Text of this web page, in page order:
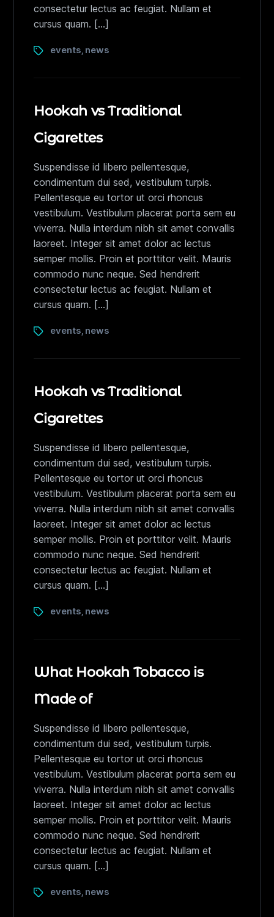
consectetur lectus ac feugiat. Nullam et
cursus quam. […]
events news
Hookah vs Traditional
Cigarettes
Suspendisse id libero pellentesque,
condimentum dui sed, vestibulum turpis.
Pellentesque eu tortor ut orci rhoncus
vestibulum. Vestibulum placerat porta sem eu
viverra. Nulla interdum nibh sit amet convallis
laoreet. Integer sit amet dolor ac lectus
semper mollis. Proin et porttitor velit. Mauris
commodo nunc neque. Sed hendrerit
consectetur lectus ac feugiat. Nullam et
cursus quam. […]
events news
Hookah vs Traditional
Cigarettes
Suspendisse id libero pellentesque,
condimentum dui sed, vestibulum turpis.
Pellentesque eu tortor ut orci rhoncus
vestibulum. Vestibulum placerat porta sem eu
viverra. Nulla interdum nibh sit amet convallis
laoreet. Integer sit amet dolor ac lectus
semper mollis. Proin et porttitor velit. Mauris
commodo nunc neque. Sed hendrerit
consectetur lectus ac feugiat. Nullam et
cursus quam. […]
events news
What Hookah Tobacco is
Made of
Suspendisse id libero pellentesque,
condimentum dui sed, vestibulum turpis.
Pellentesque eu tortor ut orci rhoncus
vestibulum. Vestibulum placerat porta sem eu
viverra. Nulla interdum nibh sit amet convallis
laoreet. Integer sit amet dolor ac lectus
semper mollis. Proin et porttitor velit. Mauris
commodo nunc neque. Sed hendrerit
consectetur lectus ac feugiat. Nullam et
cursus quam. […]
events news